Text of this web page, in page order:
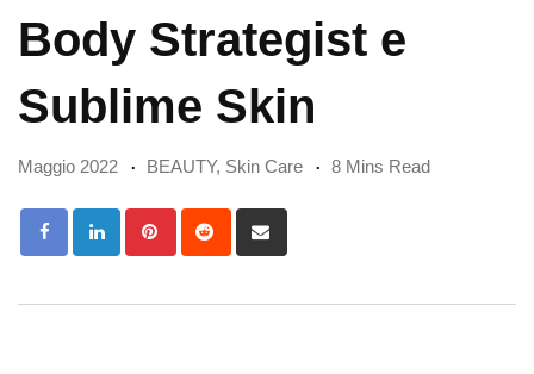
Body Strategist e
Sublime Skin
Maggio 2022 BEAUTY, Skin Care 8 Mins Read
PinterestReddit
via